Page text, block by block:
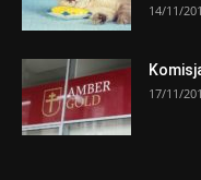
14/11/
17/11/